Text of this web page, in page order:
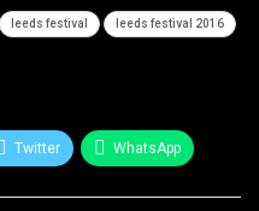
leeds festival leeds festival 2016
Twitter WhatsApp